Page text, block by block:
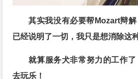
其实我没有必要帮Mozart辩
已经说明了一切，我只是想消除
就算服务犬非常努力的工作
去玩乐！